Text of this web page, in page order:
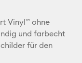
E-Mail-
Adresse
Vinyl™ ohne
und farbecht
für den